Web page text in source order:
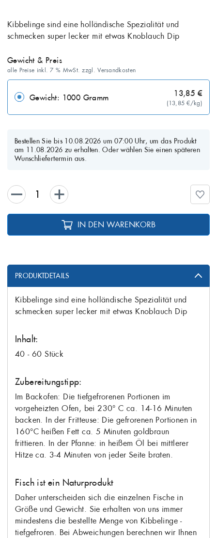
PRODUKTDETAILS
Kibbelinge sind eine holländische Spezialität und
schmecken super lecker mit etwas Knoblauch Dip
Inhalt:
40 - 60 Stück
Zubereitungstipp:
Im Backofen: Die tiefgefrorenen Portionen im
vorgeheizten Ofen, bei 230° C ca. 14-16 Minuten
backen. In der Fritteuse: Die gefrorenen Portionen in
160°C heißen Fett ca. 5 Minuten goldbraun
frittieren. In der Pfanne: in heißem Öl bei mittlerer
Hitze ca. 3-4 Minuten von jeder Seite braten.
Fisch ist ein Naturprodukt
Daher unterscheiden sich die einzelnen Fische in
Größe und Gewicht. Sie erhalten von uns immer
mindestens die bestellte Menge von Kibbelinge -
tiefgefroren. Bei Abweichungen berechnen wir Ihnen
Kibbelinge sind eine holländische Spezialität und
schmecken super lecker mit etwas Knoblauch Dip
Gewicht & Preis
alle Preise inkl. 7 % MwSt. zzgl. Versandkosten
Gewicht: 1000 Gramm
(13,85 €/kg)
13,85 €
Bestellen Sie bis 10.08.2026 um 07:00 Uhr, um das Produkt
am 11.08.2026 zu erhalten. Oder wählen Sie einen späteren
Wunschliefertermin aus.
IN DEN WARENKORB